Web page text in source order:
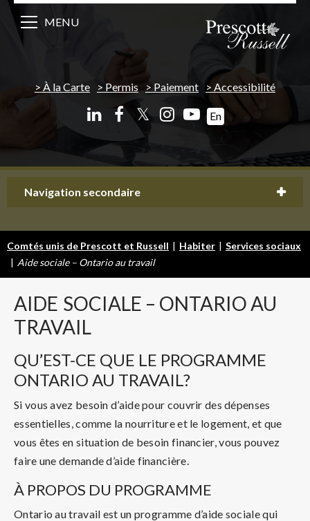
À la Carte Permis Paiement Accessibilité
𝕏 En
MENU
Navigation secondaire
Comtés unis de Prescott et Russell | Habiter | Services sociaux
| Aide sociale – Ontario au travail
AIDE SOCIALE – ONTARIO AU
TRAVAIL
QU’EST-CE QUE LE PROGRAMME
ONTARIO AU TRAVAIL?
Si vous avez besoin d’aide pour couvrir des dépenses
essentielles, comme la nourriture et le logement, et que
vous êtes en situation de besoin financier, vous pouvez
faire une demande d’aide financière.
À PROPOS DU PROGRAMME
Ontario au travail est un programme d’aide sociale qui